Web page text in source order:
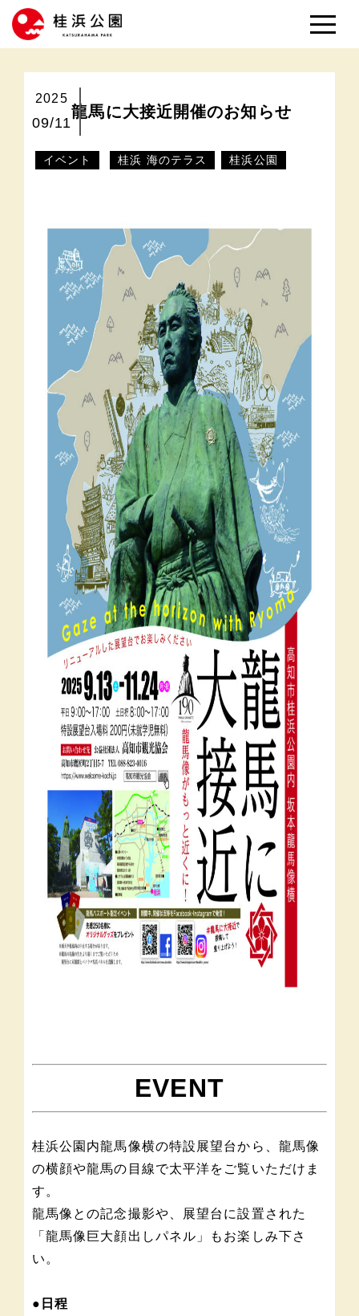
2025
09/11
龍馬に大接近開催のお知らせ
イベント 桂浜 海のテラス 桂浜公園
EVENT
桂浜公園内龍馬像横の特設展望台から、龍馬像
の横顔や龍馬の目線で太平洋をご覧いただけま
す。
龍馬像との記念撮影や、展望台に設置された
「龍馬像巨大顔出しパネル」もお楽しみ下さ
い。
●日程